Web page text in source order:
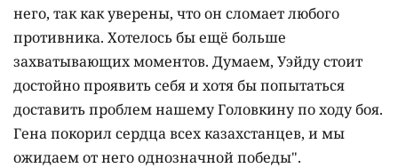
него, так как уверены, что он сломает любого
противника. Хотелось бы ещё больше
захватывающих моментов. Думаем, Уэйду стоит
достойно проявить себя и хотя бы попытаться
доставить проблем нашему Головкину по ходу боя.
Гена покорил сердца всех казахстанцев, и мы
ожидаем от него однозначной победы".